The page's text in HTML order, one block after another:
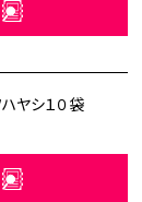
ヤシ１０袋